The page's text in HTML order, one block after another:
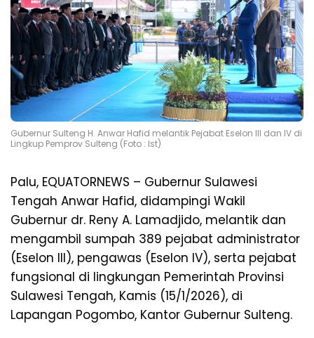
Gubernur Sulteng H. Anwar Hafid melantik Pejabat Eselon III dan IV di
Lingkup Pemprov Sulteng (Foto : Ist)
Palu, EQUATORNEWS – Gubernur Sulawesi
Tengah Anwar Hafid, didampingi Wakil
Gubernur dr. Reny A. Lamadjido, melantik dan
mengambil sumpah 389 pejabat administrator
(Eselon III), pengawas (Eselon IV), serta pejabat
fungsional di lingkungan Pemerintah Provinsi
Sulawesi Tengah, Kamis (15/1/2026), di
Lapangan Pogombo, Kantor Gubernur Sulteng.